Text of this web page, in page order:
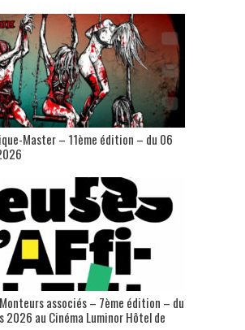
Master – 11ème édition – du 06
associés – 7ème édition – du
2026 au Cinéma Luminor Hôtel de